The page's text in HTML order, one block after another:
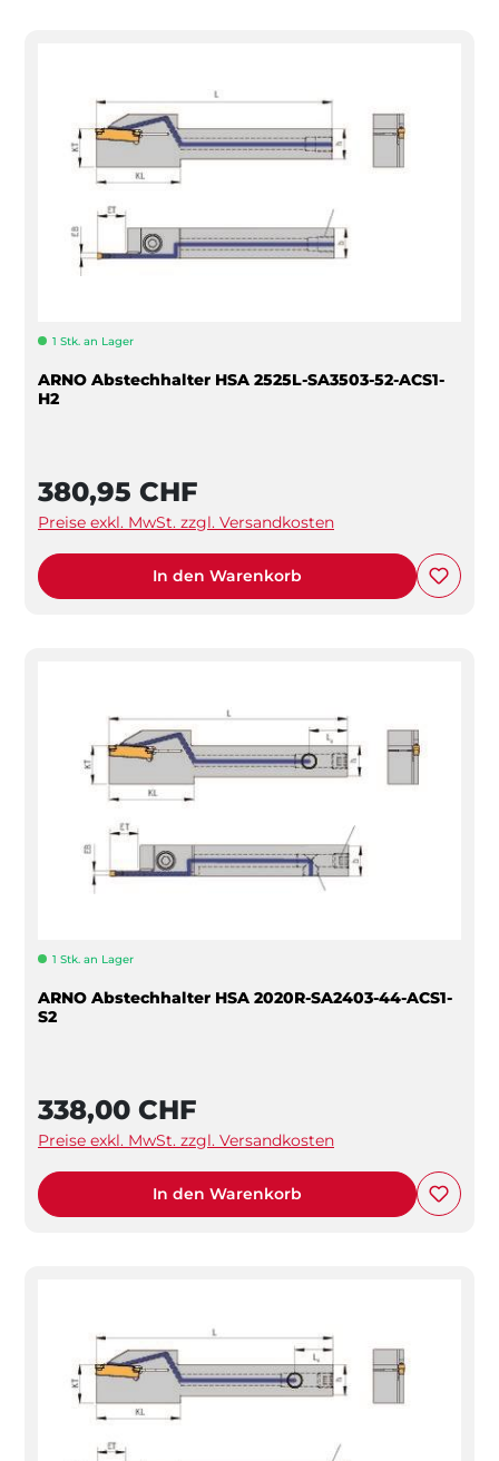
1 Stk. an Lager
ARNO Abstechhalter HSA 2525L-SA3503-52-ACS1-
H2
380,95 CHF
Preise exkl. MwSt. zzgl. Versandkosten
In den Warenkorb
1 Stk. an Lager
ARNO Abstechhalter HSA 2020R-SA2403-44-ACS1-
S2
338,00 CHF
Preise exkl. MwSt. zzgl. Versandkosten
In den Warenkorb